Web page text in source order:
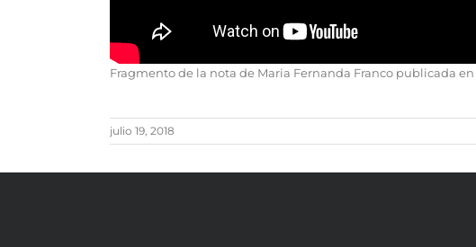
Fragmento de la nota de Maria Fernanda Franco publicada en
julio 19, 2018